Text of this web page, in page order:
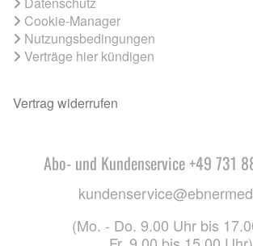
Cookie-Manager
Nutzungsbedingungen
Verträge hier kündigen
Vertrag widerrufen
Abo- und Kundenservice +49 731
(Mo. - Do. 9.00 Uhr bis